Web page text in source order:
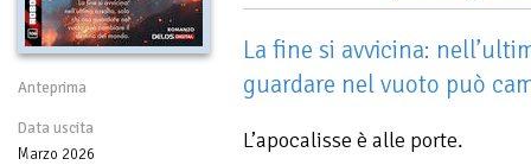
Anteprima
Data uscita
Marzo 2026
La fine si avvicina:
guardare nel vuoto può
L’apocalisse è alle porte.